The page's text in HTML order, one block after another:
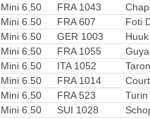
Mini 6.50 FRA 1043
Mini 6.50 FRA 607
Foti
Mini 6.50 GER 1003
Mini 6.50 FRA 1055
Mini 6.50 ITA 1052
Mini 6.50 FRA 1014
Mini 6.50 FRA 523
Turin
Mini 6.50 SUI 1028